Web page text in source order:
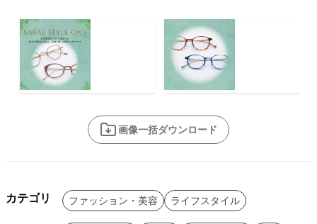
画像一括ダウンロード
カテゴリ ファッション・美容 ライフスタイル